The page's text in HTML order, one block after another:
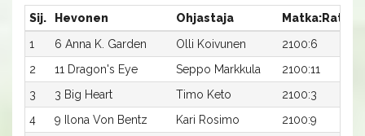
Sij. Hevonen Ohjastaja Matka:Rata
1
6 Anna K. Garden Olli Koivunen 2100:6
2
11 Dragon's Eye Seppo Markkula 2100:11
3
3 Big Heart Timo Keto 2100:3
4
9 Ilona Von Bentz Kari Rosimo 2100:9